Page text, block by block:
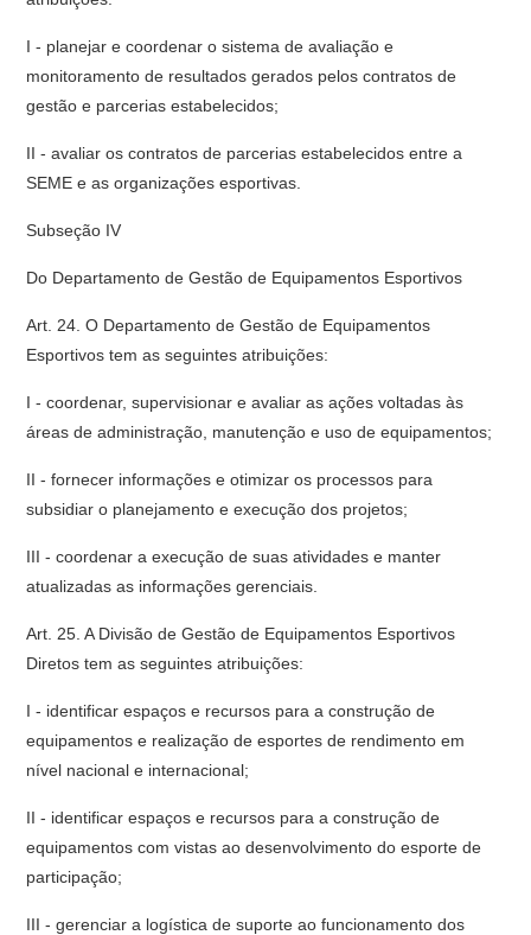
I - planejar e coordenar o sistema de avaliação e
monitoramento de resultados gerados pelos contratos de
gestão e parcerias estabelecidos;
II - avaliar os contratos de parcerias estabelecidos entre a
SEME e as organizações esportivas.
Subseção IV
Do Departamento de Gestão de Equipamentos Esportivos
Art. 24. O Departamento de Gestão de Equipamentos
Esportivos tem as seguintes atribuições:
I - coordenar, supervisionar e avaliar as ações voltadas às
áreas de administração, manutenção e uso de equipamentos;
II - fornecer informações e otimizar os processos para
subsidiar o planejamento e execução dos projetos;
III - coordenar a execução de suas atividades e manter
atualizadas as informações gerenciais.
Art. 25. A Divisão de Gestão de Equipamentos Esportivos
Diretos tem as seguintes atribuições:
I - identificar espaços e recursos para a construção de
equipamentos e realização de esportes de rendimento em
nível nacional e internacional;
II - identificar espaços e recursos para a construção de
equipamentos com vistas ao desenvolvimento do esporte de
participação;
III - gerenciar a logística de suporte ao funcionamento dos